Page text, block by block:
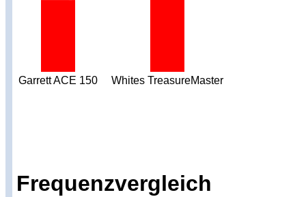
Garrett ACE 150 Whites TreasureMaster
Frequenzvergleich